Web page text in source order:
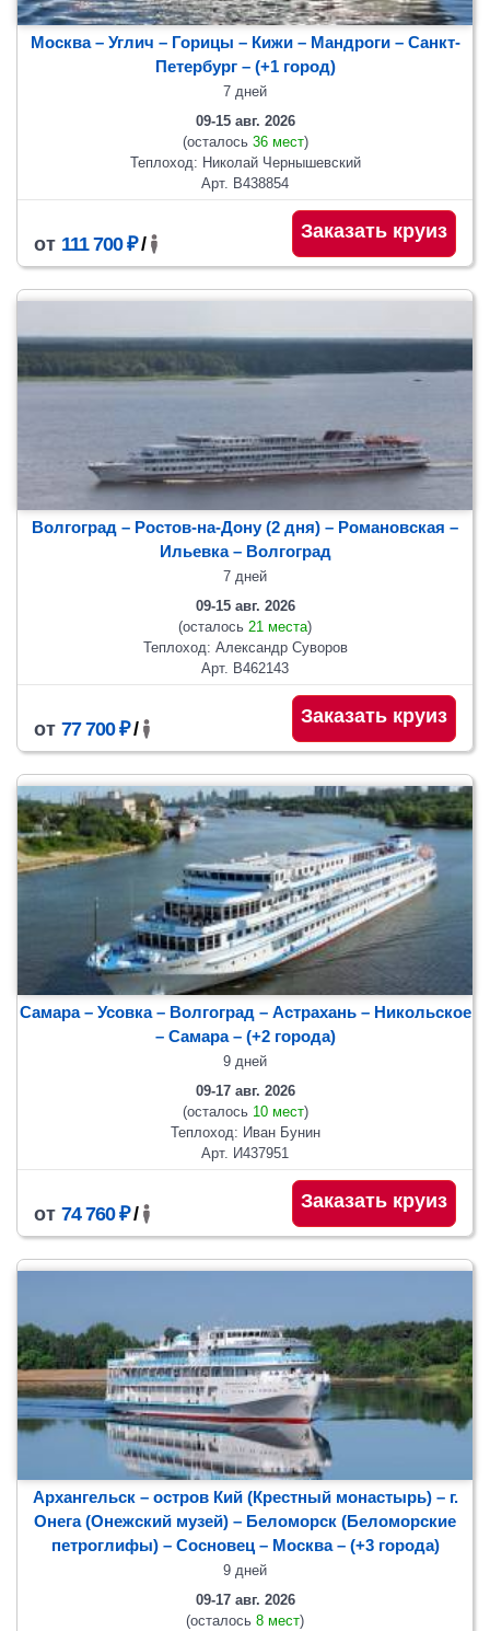
Москва – Углич – Горицы – Кижи – Мандроги – Санкт-
Петербург – (+1 город)
7 дней
09-15 авг. 2026
(осталось 36 мест)
Теплоход: Николай Чернышевский
Арт. В438854
от 111 700 ₽/
Заказать круиз
Волгоград – Ростов-на-Дону (2 дня) – Романовская –
Ильевка – Волгоград
7 дней
09-15 авг. 2026
(осталось 21 места)
Теплоход: Александр Суворов
Арт. В462143
от 77 700 ₽/
Заказать круиз
Самара – Усовка – Волгоград – Астрахань – Никольское
– Самара– (+2 города)
9 дней
09-17 авг. 2026
(осталось 10 мест)
Теплоход: Иван Бунин
Арт. И437951
от 74 760 ₽/
Заказать круиз
Архангельск – остров Кий (Крестный монастырь) – г.
Онега (Онежский музей) – Беломорск (Беломорские
петроглифы) – Сосновец– Москва– (+3 города)
9 дней
09-17 авг. 2026
(осталось 8 мест)